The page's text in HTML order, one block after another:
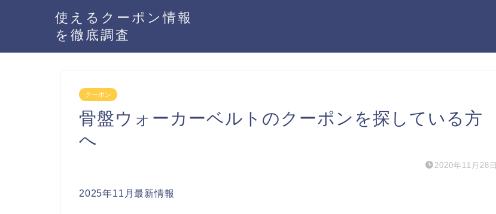
使えるクーポン情報
を徹底調査
クーポン
骨盤ウォーカーベルトのクーポンを探している方
へ
2020年11月28日
2025年11月最新情報